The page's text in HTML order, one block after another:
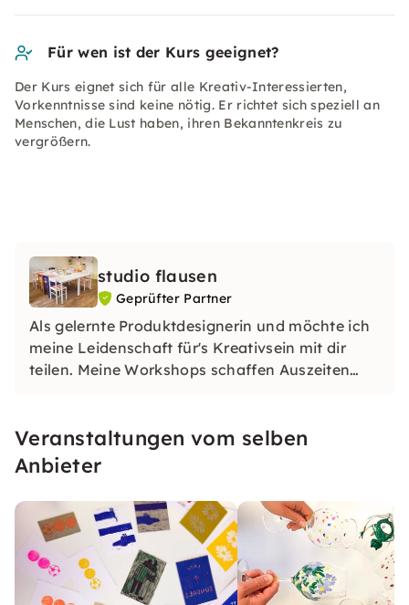
Für wen ist der Kurs geeignet?
Der Kurs eignet sich für alle Kreativ-Interessierten,
Vorkenntnisse sind keine nötig. Er richtet sich speziell an
Menschen, die Lust haben, ihren Bekanntenkreis zu
vergrößern.
studio flausen
Geprüfter Partner
Als gelernte Produktdesignerin und möchte ich
meine Leidenschaft für's Kreativsein mit dir
teilen. Meine Workshops schaffen Auszeiten
entstehen individuelle Kunstwerke und gute
Laune. Ich freue mich auf dich!
Veranstaltungen vom selben
Anbieter